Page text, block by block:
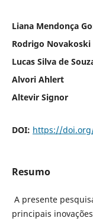
Liana Mendonça
Rodrigo Novakoski
Lucas Silva de
Alvori Ahlert
Altevir Signor
DOI: https://
Resumo
A presente
principais